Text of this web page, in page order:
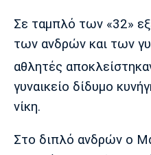
Σε ταμπλό των «32»
των ανδρών και των
αθλητές
γυναικείο δίδυμο
νίκη.
Στο διπλό ανδρών ο